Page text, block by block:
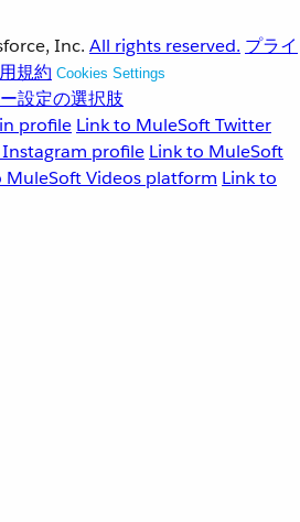
Inc. All rights reserved. プライ
規約 Cookies Settings
設定の選択肢
profile Link to MuleSoft Twitter
profile Link to MuleSoft
MuleSoft Videos platform Link to